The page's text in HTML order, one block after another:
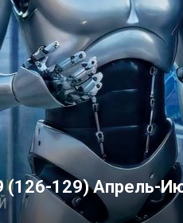
(126-129) Апрель-